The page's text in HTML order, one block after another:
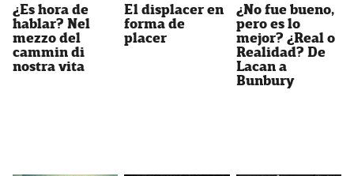
¿Es hora de
hablar? Nel
mezzo del
cammin di
nostra vita
El displacer en
forma de
placer
¿No fue bueno,
pero es lo
mejor? ¿Real o
Realidad? De
Lacan a
Bunbury